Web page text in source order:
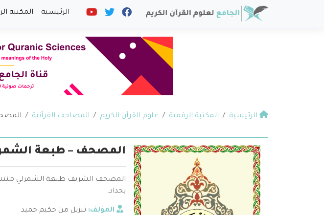
الرئيسية المكتبة
الرئيسية المكتبة الرقمية علوم القرآن الكريم المصاحف القرآنية
المصحف – طبعة
المصحف الشريف طبعة الشمرلي
بحداد.
المؤلف: تنزيل من حكيم حميد